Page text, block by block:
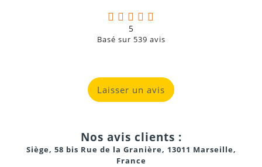
5
Basé sur 539 avis
Laisser un avis
Nos avis clients :
Siège, 58 bis Rue de la Granière, 13011 Marseille,
France